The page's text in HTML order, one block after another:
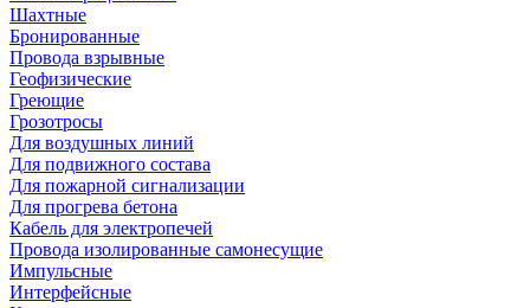
Шахтные
Бронированные
Провода взрывные
Геофизические
Греющие
Грозотросы
Для воздушных линий
Для подвижного состава
Для пожарной сигнализации
Для прогрева бетона
Кабель для электропечей
Провода изолированные самонесущие
Импульсные
Интерфейсные